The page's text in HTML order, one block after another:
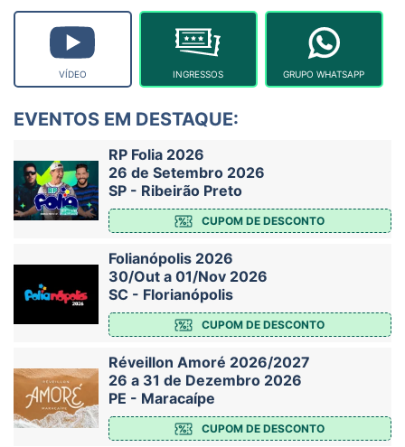
VÍDEO INGRESSOS GRUPO WHATSAPP
EVENTOS EM DESTAQUE:
RP Folia 2026
26 de Setembro 2026
SP - Ribeirão Preto
CUPOM DE DESCONTO
Folianópolis 2026
30/Out a 01/Nov 2026
SC - Florianópolis
CUPOM DE DESCONTO
Réveillon Amoré 2026/2027
26 a 31 de Dezembro 2026
PE - Maracaípe
CUPOM DE DESCONTO